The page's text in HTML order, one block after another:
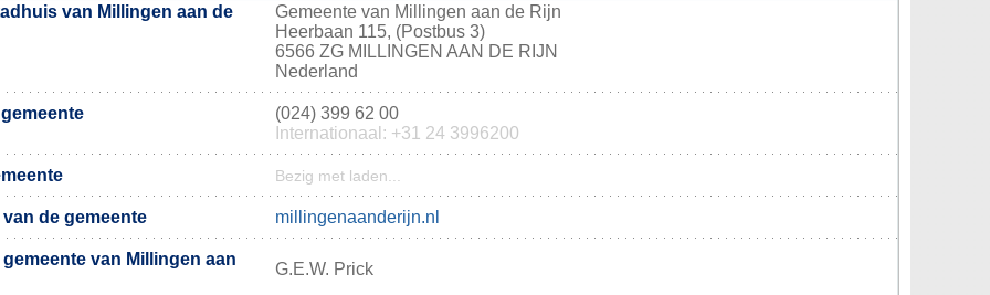
van Millingen aan de
Gemeente van Millingen aan de Rijn
Heerbaan 115, (Postbus 3)
6566 ZG MILLINGEN AAN DE RIJN
Nederland
(024) 399 62 00
Internationaal: +31 24 3996200
Bezig met laden...
de gemeente millingenaanderijn.nl
van Millingen aan
G.E.W. Prick